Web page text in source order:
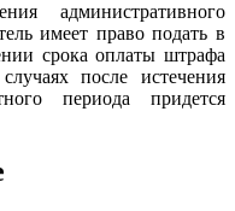
административного
имеет право подать в
срока оплаты штрафа
после истечения
периода придется